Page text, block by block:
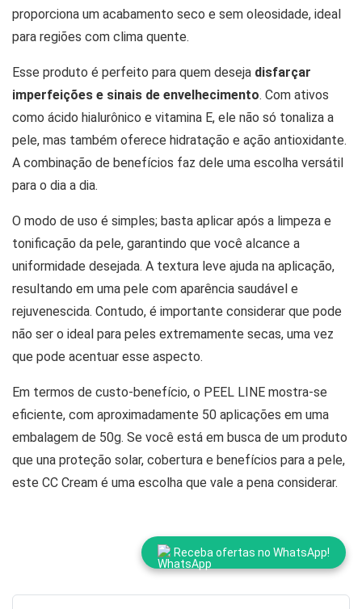
Receba ofertas no WhatsApp!
proporciona um acabamento seco e sem oleosidade, ideal
para regiões com clima quente.
Esse produto é perfeito para quem deseja disfarçar
imperfeições e sinais de envelhecimento. Com ativos
como ácido hialurônico e vitamina E, ele não só tonaliza a
pele, mas também oferece hidratação e ação antioxidante.
A combinação de benefícios faz dele uma escolha versátil
para o dia a dia.
O modo de uso é simples; basta aplicar após a limpeza e
tonificação da pele, garantindo que você alcance a
uniformidade desejada. A textura leve ajuda na aplicação,
resultando em uma pele com aparência saudável e
rejuvenescida. Contudo, é importante considerar que pode
não ser o ideal para peles extremamente secas, uma vez
que pode acentuar esse aspecto.
Em termos de custo-benefício, o PEEL LINE mostra-se
eficiente, com aproximadamente 50 aplicações em uma
embalagem de 50g. Se você está em busca de um produto
que una proteção solar, cobertura e benefícios para a pele,
este CC Cream é uma escolha que vale a pena considerar.